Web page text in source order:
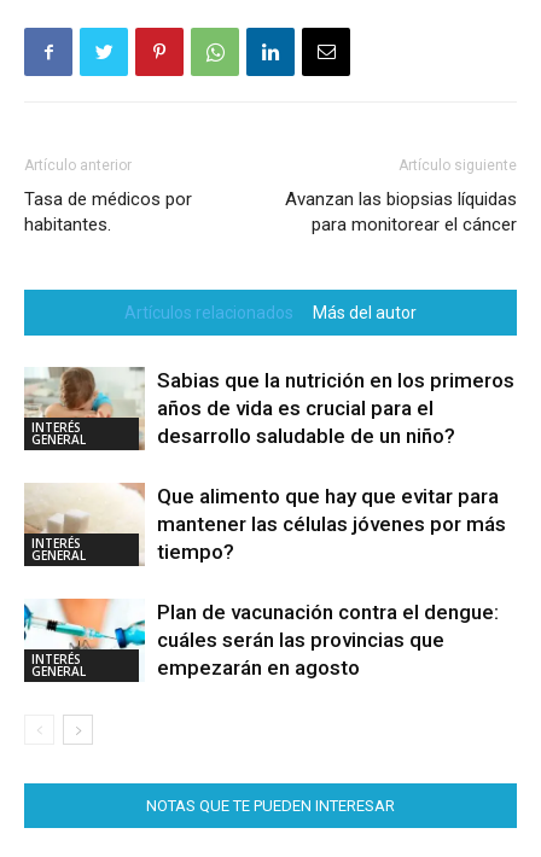
Artículo anterior
Tasa de médicos por
habitantes.
Artículo siguiente
Avanzan las biopsias líquidas
para monitorear el cáncer
Artículos relacionados Más del autor
INTERÉS
GENERAL
Sabias que la nutrición en los primeros
años de vida es crucial para el
desarrollo saludable de un niño?
INTERÉS
GENERAL
Que alimento que hay que evitar para
mantener las células jóvenes por más
tiempo?
INTERÉS
GENERAL
Plan de vacunación contra el dengue:
cuáles serán las provincias que
empezarán en agosto
NOTAS QUE TE PUEDEN INTERESAR